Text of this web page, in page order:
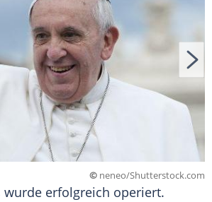
© neneo/Shutterstock.com
wurde erfolgreich operiert.